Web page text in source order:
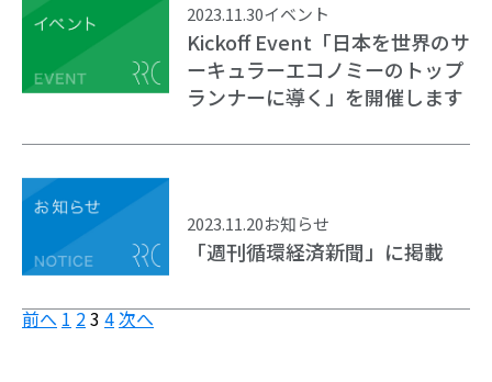
2023.11.30イベント
Kickoff Event「日本を世界のサ
ーキュラーエコノミーのトップ
ランナーに導く」を開催します
2023.11.20お知らせ
「週刊循環経済新聞」に掲載
前へ1234次へ